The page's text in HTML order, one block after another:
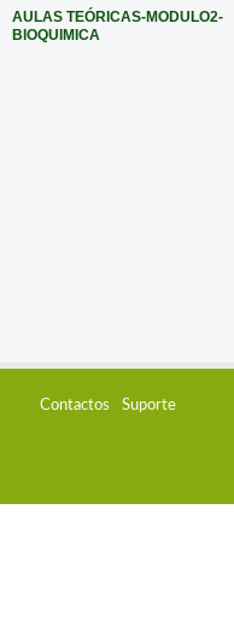
AULAS TEÓRICAS-MODULO2-
BIOQUIMICA
Contactos Suporte